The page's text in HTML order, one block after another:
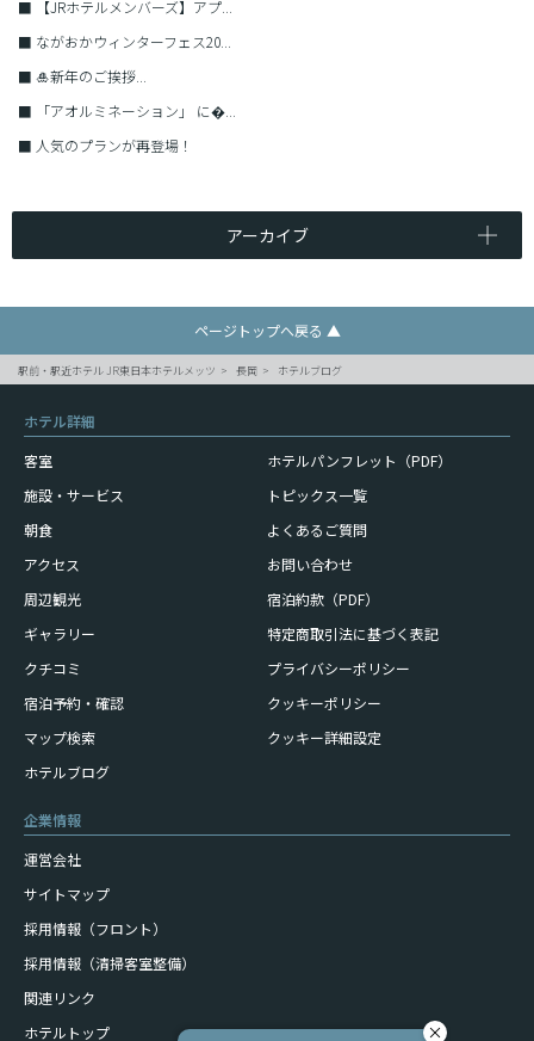
■
【JRホテルメンバーズ】アプ...
■ ながおかウィンターフェス20...
■ 🎍新年のご挨拶...
■
「アオルミネーション」 に�...
■ 人気のプランが再登場！
アーカイブ
ページトップへ戻る ▲
駅前・駅近ホテル JR東日本ホテルメッツ 長岡 ホテルブログ
ホテル詳細
客室
施設・サービス
朝食
アクセス
周辺観光
ギャラリー
クチコミ
宿泊予約・確認
マップ検索
ホテルブログ
ホテルパンフレット（PDF）
トピックス一覧
よくあるご質問
お問い合わせ
宿泊約款（PDF）
特定商取引法に基づく表記
プライバシーポリシー
クッキーポリシー
クッキー詳細設定
企業情報
運営会社
サイトマップ
採用情報（フロント）
採用情報（清掃客室整備）
関連リンク
ホテルトップ